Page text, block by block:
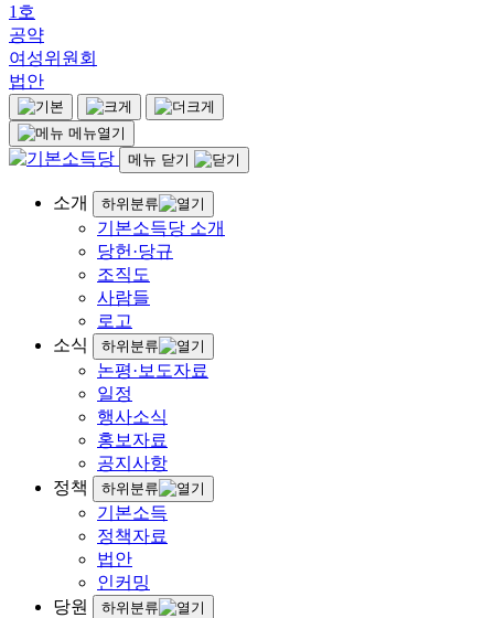
1호
공약
여성위원회
법안
메뉴열기
메뉴 닫기
소개 하위분류
기본소득당 소개
당헌·당규
조직도
사람들
로고
소식
하위분류
논평·보도자료
일정
행사소식
홍보자료
공지사항
정책
하위분류
기본소득
정책자료
법안
인커밍
당원
하위분류